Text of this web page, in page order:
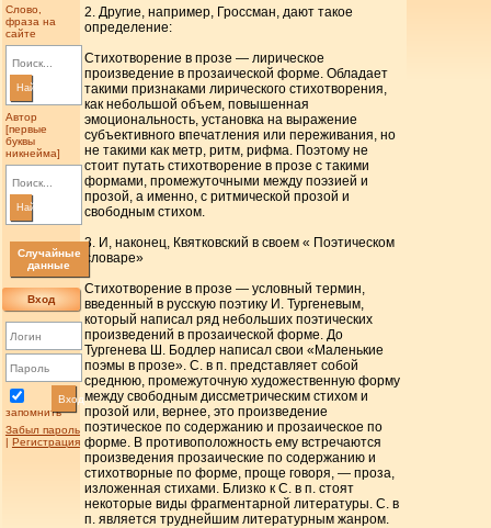
Слово,
фраза на
сайте
Найти
Автор
[первые
буквы
никнейма]
Найти
Случайные
данные
Вход
запомнить
Вход
Забыл пароль
| Регистрация
2. Другие, например, Гроссман, дают такое
определение:
Стихотворение в прозе — лирическое
произведение в прозаической форме. Обладает
такими признаками лирического стихотворения,
как небольшой объем, повышенная
эмоциональность, установка на выражение
субъективного впечатления или переживания, но
не такими как метр, ритм, рифма. Поэтому не
стоит путать стихотворение в прозе с такими
формами, промежуточными между поэзией и
прозой, а именно, с ритмической прозой и
свободным стихом.
3. И, наконец, Квятковский в своем « Поэтическом
словаре»
Стихотворение в прозе — условный термин,
введенный в русскую поэтику И. Тургеневым,
который написал ряд небольших поэтических
произведений в прозаической форме. До
Тургенева Ш. Бодлер написал свои «Маленькие
поэмы в прозе». С. в п. представляет собой
среднюю, промежуточную художественную форму
между свободным диссметрическим стихом и
прозой или, вернее, это произведение
поэтическое по содержанию и прозаическое по
форме. В противоположность ему встречаются
произведения прозаические по содержанию и
стихотворные по форме, проще говоря, — проза,
изложенная стихами. Близко к С. в п. стоят
некоторые виды фрагментарной литературы. С. в
п. является труднейшим литературным жанром.